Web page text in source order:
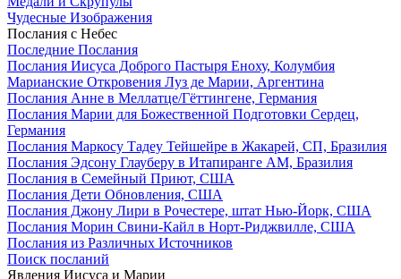
Чудесные Изображения
Послания с Небес
Последние Послания
Послания Иисуса Доброго Пастыря Еноху, Колумбия
Марианские Откровения Луз де Марии, Аргентина
Послания Анне в Меллатце/Гёттингене, Германия
Послания Марии для Божественной Подготовки Сердец,
Германия
Послания Маркосу Тадеу Тейшейре в Жакарей, СП, Бразилия
Послания Эдсону Глауберу в Итапиранге AM, Бразилия
Послания в Семейный Приют, США
Послания Дети Обновления, США
Послания Джону Лири в Рочестере, штат Нью-Йорк, США
Послания Морин Свини-Кайл в Норт-Риджвилле, США
Послания из Различных Источников
Поиск посланий
Явления Иисуса и Марии